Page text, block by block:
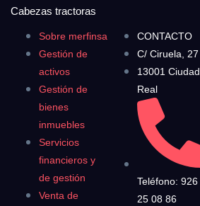
Sobre merfinsa
Gestión de
activos
Gestión de
bienes
inmuebles
Servicios
financieros y
de gestión
Venta de
CONTACTO
C/ Ciruela, 27
13001 Ciudad
Real
Teléfono: 926
25 08 86
Cabezas tractoras